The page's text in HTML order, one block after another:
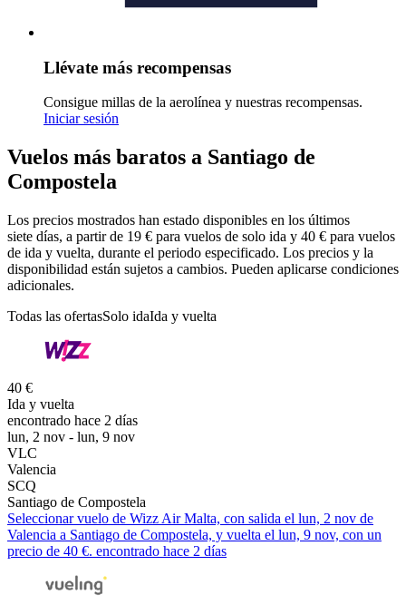
Llévate más recompensas
Consigue millas de la aerolínea y nuestras recompensas.
Iniciar sesión
Vuelos más baratos a Santiago de
Compostela
Los precios mostrados han estado disponibles en los últimos
siete días, a partir de 19 € para vuelos de solo ida y 40 € para vuelos
de ida y vuelta, durante el periodo especificado. Los precios y la
disponibilidad están sujetos a cambios. Pueden aplicarse condiciones
adicionales.
Todas las ofertasSolo idaIda y vuelta
40 €
Ida y vuelta
encontrado hace 2 días
lun, 2 nov - lun, 9 nov
VLC
Valencia
SCQ
Santiago de Compostela
Seleccionar vuelo de Wizz Air Malta, con salida el lun, 2 nov de
Valencia a Santiago de Compostela, y vuelta el lun, 9 nov, con un
precio de 40 €. encontrado hace 2 días